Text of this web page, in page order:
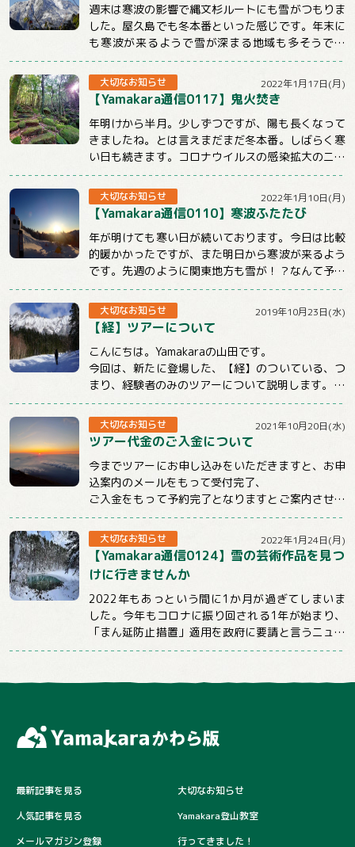
週末は寒波の影響で縄文杉ルートにも雪がつもりま
した。屋久島でも冬本番といった感じです。年末に
も寒波が来るようで雪が深まる地域も多そうです
ね。今週のメルマガはnewツアーや屋久島ツアー...
大切なお知らせ 2022年1月17日(月)
【Yamakara通信0117】鬼火焚き
年明けから半月。少しずつですが、陽も長くなって
きましたね。とは言えまだまだ冬本番。しばらく寒
い日も続きます。コロナウイルスの感染拡大のニュ
ースも気になる状況ですが、体調管理と感染対策...
大切なお知らせ 2022年1月10日(月)
【Yamakara通信0110】寒波ふたたび
年が明けても寒い日が続いております。今日は比較
的暖かかったですが、また明日から寒波が来るよう
です。先週のように関東地方も雪が！？なんて予報
もチラホラでています。山に行くときもそうでな...
大切なお知らせ 2019年10月23日(水)
【経】ツアーについて
こんにちは。Yamakaraの山田です。
今回は、新たに登場した、【経】のついている、つ
まり、経験者のみのツアーについて説明します。
まず、この【経】のついているツアーは雪山のみ...
大切なお知らせ 2021年10月20日(水)
ツアー代金のご入金について
今までツアーにお申し込みをいただきますと、お申
込案内のメールをもって受付完了、
ご入金をもって予約完了となりますとご案内させて
いただいておりました。
しかしお申込後、そのままご連...
大切なお知らせ 2022年1月24日(月)
【Yamakara通信0124】雪の芸術作品を見つ
けに行きませんか
2022年もあっという間に1か月が過ぎてしまいま
した。今年もコロナに振り回される1年が始まり、
「まん延防止措置」適用を政府に要請と言うニュー
スばかり目にする日々が続いていますが、コロ...
最新記事を見る
人気記事を見る
メールマガジン登録
大切なお知らせ
Yamakara登山教室
行ってきました！